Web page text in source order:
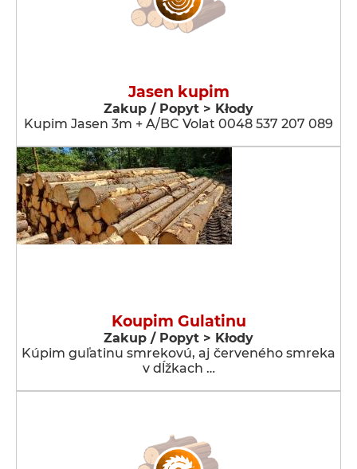
Jasen kupim
Zakup / Popyt > Kłody
Kupim Jasen 3m + A/BC Volat 0048 537 207 089
Koupim Gulatinu
Zakup / Popyt > Kłody
Kúpim guľatinu smrekovú, aj červeného smreka
v dĺžkach …